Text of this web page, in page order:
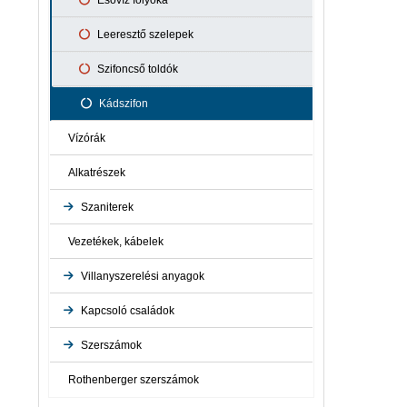
Leeresztő szelepek
Szifoncső toldók
Kádszifon
Vízórák
Alkatrészek
Szaniterek
Ravak
Fürdőszoba felszerelés
Vezetékek, kábelek
Villanyszerelési anyagok
Dugaljak, dugvillák
Vezetékösszekötők
Dobozok
Kapcsoló családok
Legrand Niloé kapcsolócsalád
Legrand Forix FK kapcsolócsalád
Szerszámok
Vágókorngok
Rothenberger szerszámok